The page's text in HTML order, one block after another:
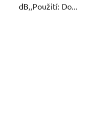
dB,,Použití: Do...